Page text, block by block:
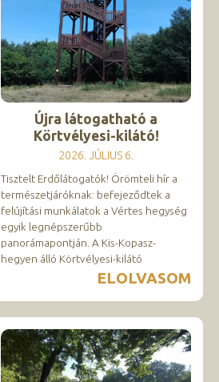
Újra látogatható a
Körtvélyesi-kilátó!
2026. JÚLIUS 6.
Tisztelt Erdőlátogatók! Örömteli hír a
természetjáróknak: befejeződtek a
felújítási munkálatok a Vértes hegység
egyik legnépszerűbb
panorámapontján. A Kis-Kopasz-
hegyen álló Körtvélyesi-kilátó
ELOLVASOM